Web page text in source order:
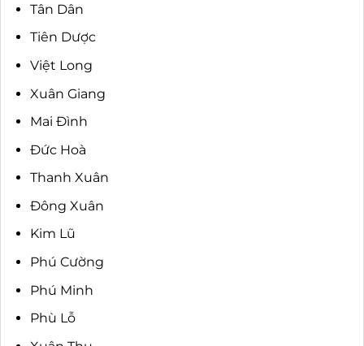
Tân Dân
Tiên Dược
Việt Long
Xuân Giang
Mai Đình
Đức Hoà
Thanh Xuân
Đông Xuân
Kim Lũ
Phú Cường
Phú Minh
Phù Lỗ